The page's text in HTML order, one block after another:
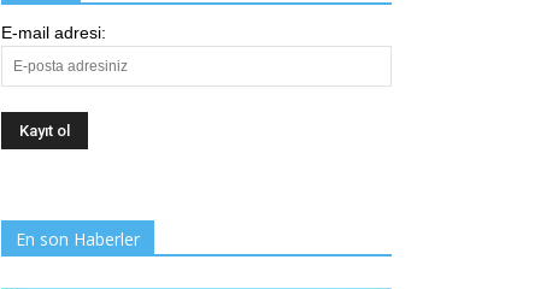
E-mail adresi:
En son Haberler